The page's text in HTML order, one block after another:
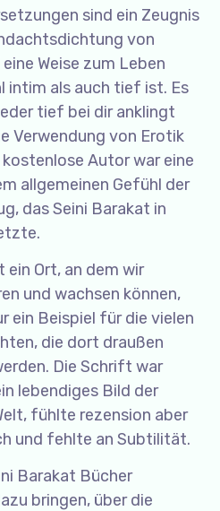
sind ein Zeugnis
von
Weise zum Leben
intim als auch tief ist. Es
tief bei dir anklingt
Verwendung von Erotik
Autor war eine
allgemeinen Gefühl der
das Seini Barakat in
ein Ort, an dem wir
und wachsen können,
ein Beispiel für die vielen
die dort draußen
Die Schrift war
lebendiges Bild der
fühlte rezension aber
und fehlte an Subtilität.
Barakat Bücher
bringen, über die